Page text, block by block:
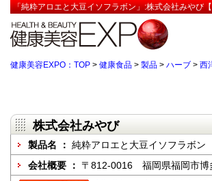
「純粋アロエと大豆イソフラボン」:株式会社みやび
健康美容EXPO：TOP > 健康食品 > 製品 > ハーブ > 西
株式会社みやび
製品名 ： 純粋アロエと大豆イソフラボン
会社概要 ： 〒812-0016 福岡県福岡市博